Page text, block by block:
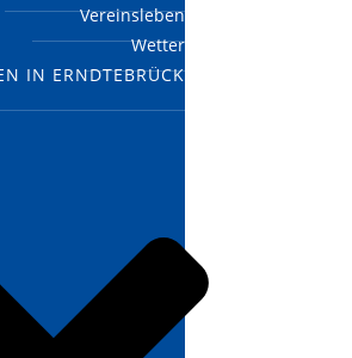
Vereinsleben
Wetter
IN ERNDTEBRÜCK